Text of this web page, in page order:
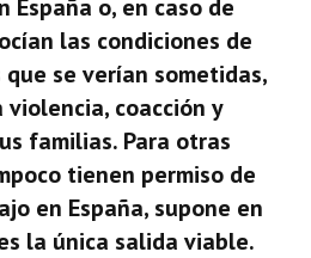
España o, en caso de
las condiciones de
se verían sometidas,
coacción y
familias. Para otras
tienen permiso de
en España, supone en
la única salida viable.